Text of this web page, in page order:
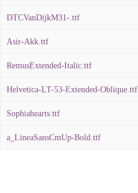
DTCVanDijkM31-.ttf
Asir-Akk.ttf
RemusExtended-Italic.ttf
Helvetica-LT-53-Extended-Oblique.ttf
Sophiahearts.ttf
a_LineaSansCmUp-Bold.ttf